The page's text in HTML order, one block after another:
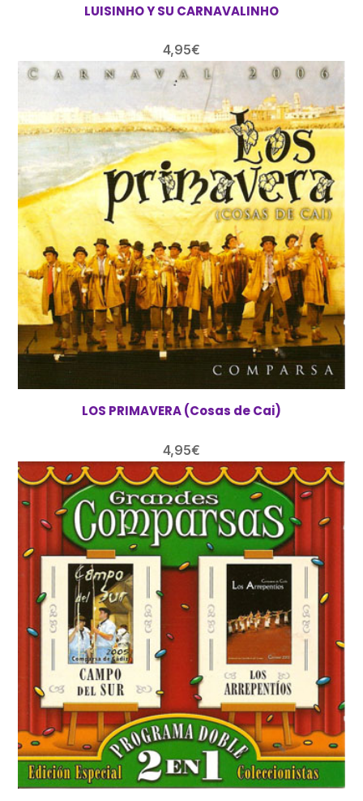
LUISINHO Y SU CARNAVALINHO
4,95€
LOS PRIMAVERA (Cosas de Cai)
4,95€